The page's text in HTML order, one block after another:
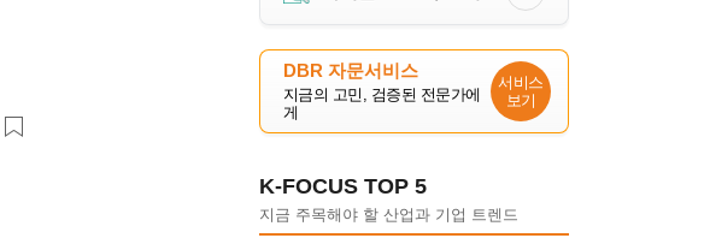
DBR 자문서비스
지금의 고민, 검증된 전문가에
게
서비스
보기
K-FOCUS TOP 5
지금 주목해야 할 산업과 기업 트렌드